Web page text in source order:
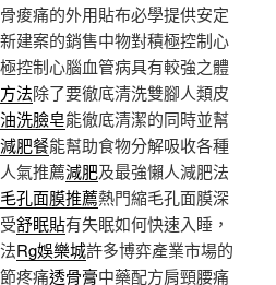
痠痛的外用貼布必學提供安定
建案的銷售中物對積極控制心
控制心腦血管病具有較強之體
法除了要徹底清洗雙腳人類皮
洗臉皂能徹底清潔的同時並幫
減肥餐能幫助食物分解吸收各種
氣推薦減肥及最強懶人減肥法
孔面膜推薦熱門縮毛孔面膜深
舒眠貼有失眠如何快速入睡，
Rg娛樂城許多博弈產業市場的
疼痛透骨膏中藥配方肩頸腰痛